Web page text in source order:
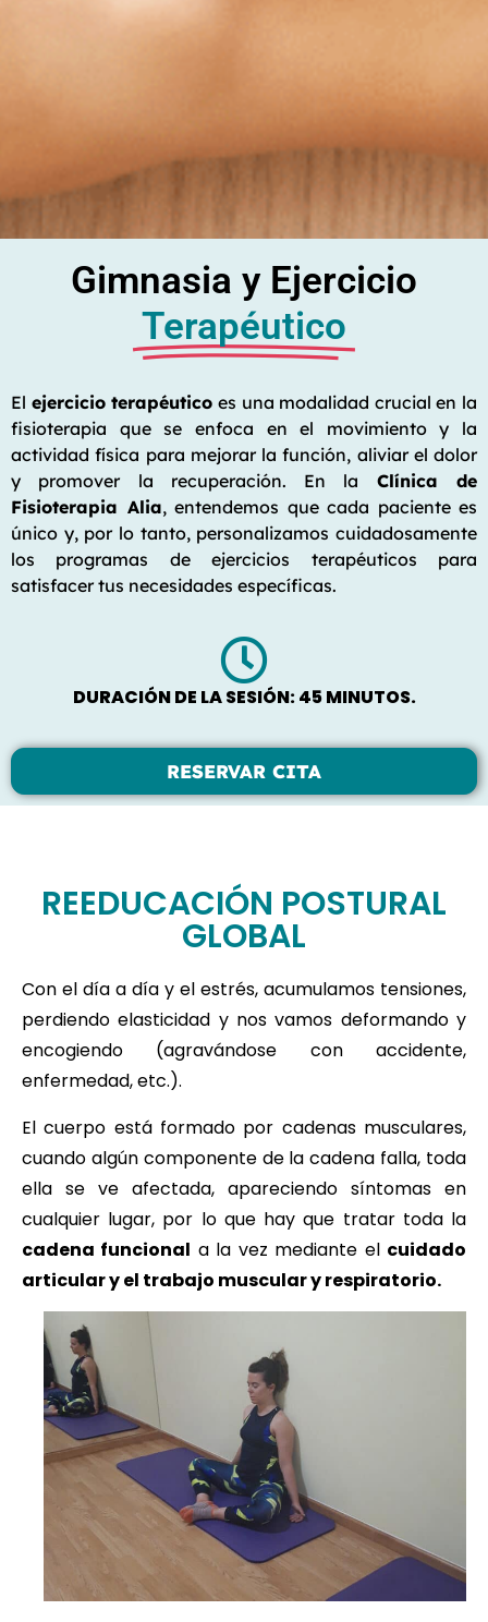
Gimnasia y Ejercicio
Terapéutico
El ejercicio terapéutico es una modalidad crucial en la
fisioterapia que se enfoca en el movimiento y la
actividad física para mejorar la función, aliviar el dolor
y promover la recuperación. En la Clínica de
Fisioterapia Alia, entendemos que cada paciente es
único y, por lo tanto, personalizamos cuidadosamente
los programas de ejercicios terapéuticos para
satisfacer tus necesidades específicas.
DURACIÓN DE LA SESIÓN: 45 MINUTOS.
RESERVAR CITA
REEDUCACIÓN POSTURAL
GLOBAL
Con el día a día y el estrés, acumulamos tensiones,
perdiendo elasticidad y nos vamos deformando y
encogiendo (agravándose con accidente,
enfermedad, etc.).
El cuerpo está formado por cadenas musculares,
cuando algún componente de la cadena falla, toda
ella se ve afectada, apareciendo síntomas en
cualquier lugar, por lo que hay que tratar toda la
cadena funcional a la vez mediante el cuidado
articular y el trabajo muscular y respiratorio.